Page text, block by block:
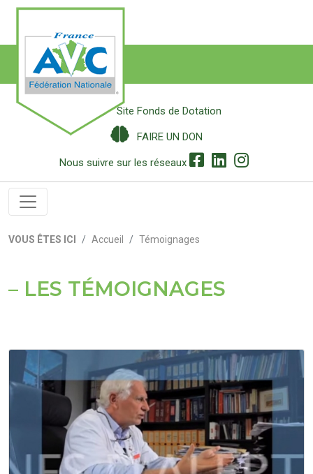
Site Fonds de Dotation
FAIRE UN DON
Nous suivre sur les réseaux
VOUS ÊTES ICI Accueil Témoignages
LES TÉMOIGNAGES